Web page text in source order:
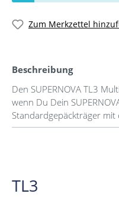
Zum Merkzettel
Beschreibung
Den SUPERNOVA TL3
wenn Du Dein
Standardgepäckträger mit
TL3